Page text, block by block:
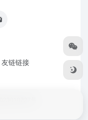
友链链接
号